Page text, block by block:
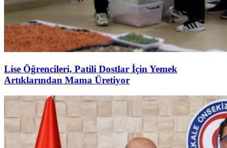
Lise Öğrencileri, Patili Dostlar İçin Yemek
Artıklarından Mama Üretiyor